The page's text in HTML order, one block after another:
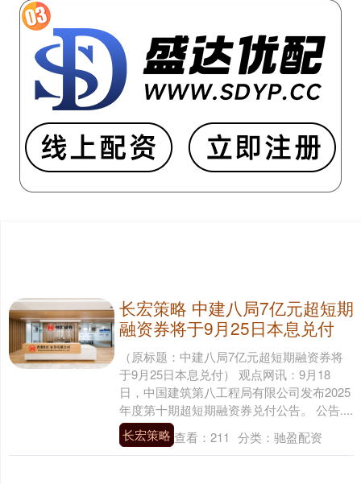
长宏策略 中建八局7亿元超短期
融资券将于9月25日本息兑付
（原标题：中建八局7亿元超短期融资券将
于9月25日本息兑付） 观点网讯：9月18
日，中国建筑第八工程局有限公司发布2025
年度第十期超短期融资券兑付公告。 公告....
长宏策略 查看： 211 分类： 驰盈配资